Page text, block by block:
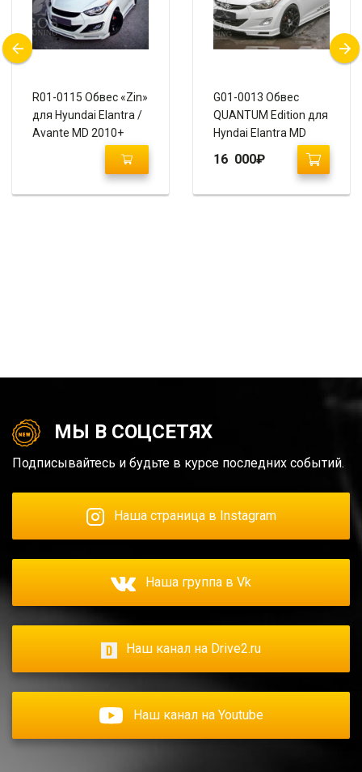
R01-0115 Обвес «Zin»
для Hyundai Elantra /
Avante MD 2010+
G01-0013 Обвес
QUANTUM Edition для
Hyndai Elantra MD
16 000₽
МЫ В СОЦСЕТЯХ
Подписывайтесь и будьте в курсе последних событий.
Наша страница в Instagram
Наша группа в Vk
Наш канал на Drive2.ru
Наш канал на Youtube